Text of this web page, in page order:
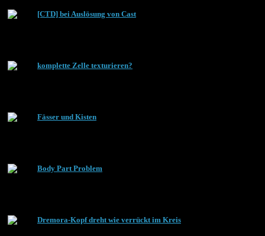
[CTD] bei Auslösung von Cast
komplette Zelle texturieren?
Fässer und Kisten
Body Part Problem
Dremora-Kopf dreht wie verrückt im Kreis